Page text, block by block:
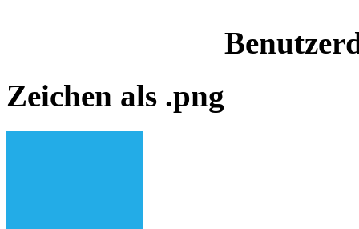
Zeichen als .png